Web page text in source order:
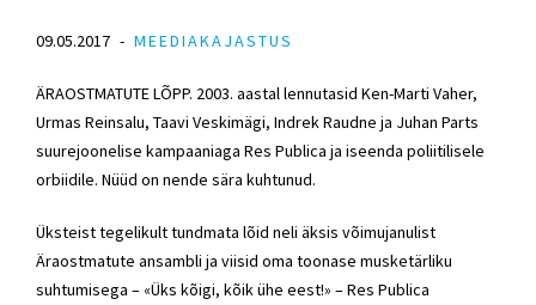
09.05.2017 MEEDIAKAJASTUS
ÄRAOSTMATUTE LÕPP. 2003. aastal lennutasid Ken-Marti Vaher,
Urmas Reinsalu, Taavi Veskimägi, Indrek Raudne ja Juhan Parts
suurejoonelise kampaaniaga Res Publica ja iseenda poliitilisele
orbiidile. Nüüd on nende sära kuhtunud.
Üksteist tegelikult tundmata lõid neli äksis võimujanulist
Äraostmatute ansambli ja viisid oma toonase musketärliku
suhtumisega – «Üks kõigi, kõik ühe eest!» – Res Publica